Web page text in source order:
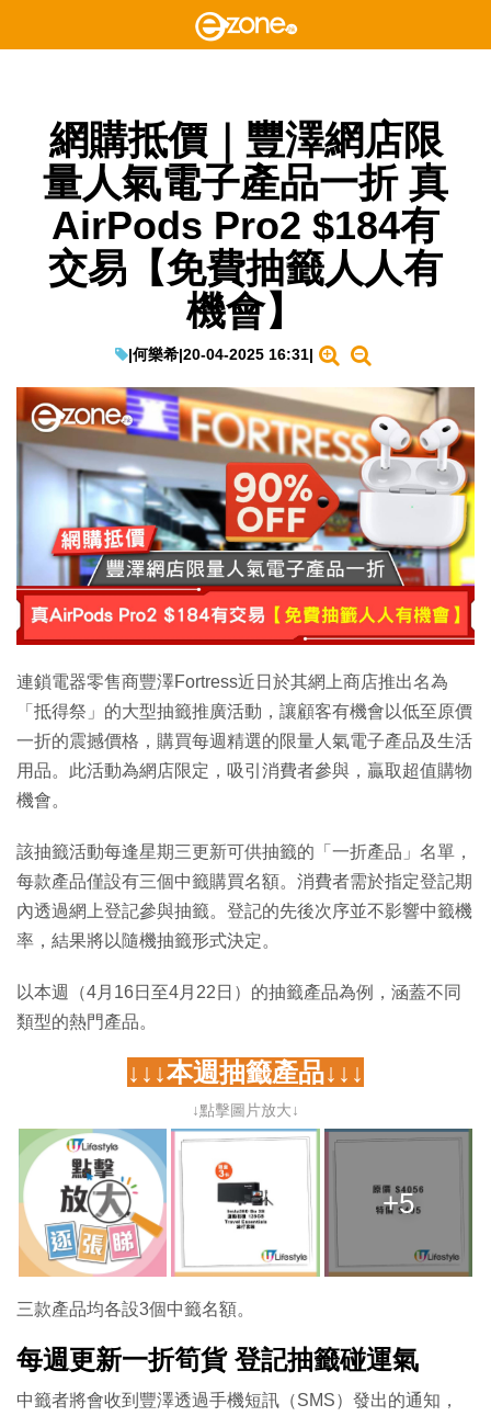
網購抵價｜豐澤網店限
量人氣電子產品一折 真
AirPods Pro2 $184有
交易【免費抽籤人人有
機會】
|何樂希|20-04-2025 16:31|
連鎖電器零售商豐澤Fortress近日於其網上商店推出名為
「抵得祭」的大型抽籤推廣活動，讓顧客有機會以低至原價
一折的震撼價格，購買每週精選的限量人氣電子產品及生活
用品。此活動為網店限定，吸引消費者參與，贏取超值購物
機會。
該抽籤活動每逢星期三更新可供抽籤的「一折產品」名單，
每款產品僅設有三個中籤購買名額。消費者需於指定登記期
內透過網上登記參與抽籤。登記的先後次序並不影響中籤機
率，結果將以隨機抽籤形式決定。
以本週（4月16日至4月22日）的抽籤產品為例，涵蓋不同
類型的熱門產品。
↓↓↓本週抽籤產品↓↓↓
↓點擊圖片放大↓
+5
三款產品均各設3個中籤名額。
每週更新一折筍貨 登記抽籤碰運氣
中籤者將會收到豐澤透過手機短訊（SMS）發出的通知，